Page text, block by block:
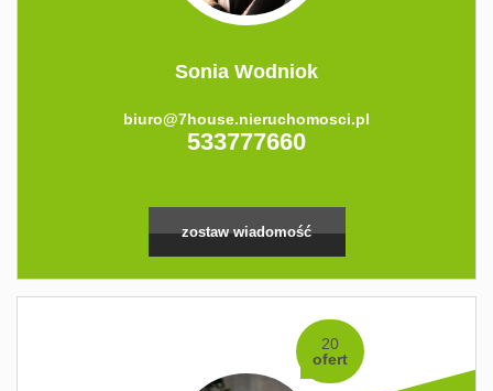
Sonia Wodniok
biuro@7house.nieruchomosci.pl
533777660
zostaw wiadomość
20
ofert